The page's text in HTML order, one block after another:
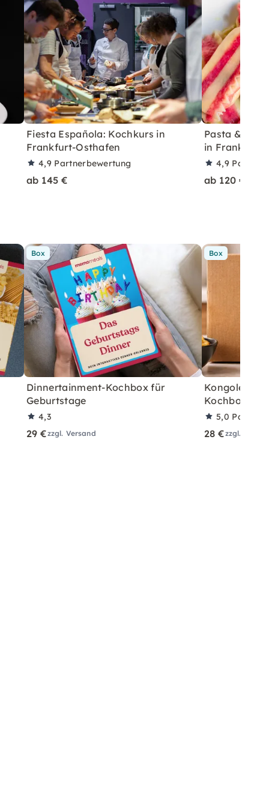
Fiesta Española: Kochkurs in
Frankfurt-Osthafen
4,9 Partnerbewertung
ab 145 €
Pasta &
in Frankfurt-
4,9
ab 120 €
Box
Dinnertainment-Kochbox für
Geburtstage
4,3
29 €zzgl. Versand
Box
Kochbox für
5,0
28 €zzgl.